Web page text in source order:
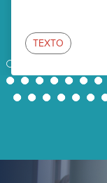
TEXTO
1
22
23 24 25 26 27 28
43
44 45 46 47 48